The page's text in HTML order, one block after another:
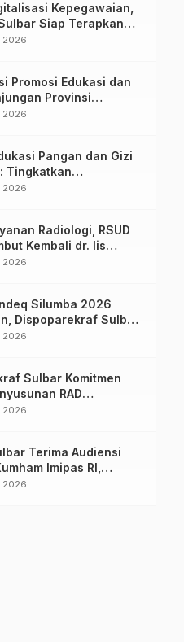
Kepegawaian,
Siap Terapkan
ASN
2026
Promosi Edukasi dan
Provinsi
Perkuat Kolaborasi
2026
Pangan dan Gizi
Tingkatkan
dan Keterampilan
2026
Radiologi, RSUD
Kembali dr. Iis
2026
Silumba 2026
Dispoparekraf Sulbar
Tetap
2026
Sulbar Komitmen
RAD
Barat
2026
Terima Audiensi
Imipas RI,
Kesehatan bagi
2026